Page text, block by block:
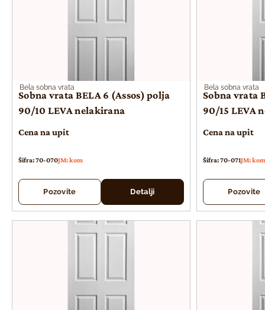
Bela sobna vrata
Sobna vrata BELA 6 (Assos) polja
90/10 LEVA nelakirana
Cena na upit
Šifra: 70-070JM: kom
Pozovite Detalji
Bela sobna vrata
Sobna vrata
90/15 LEVA
Cena na upit
Šifra: 70-071JM: kom
Pozovite